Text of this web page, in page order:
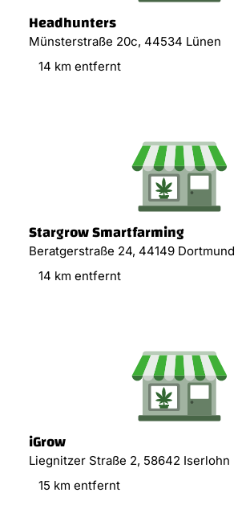
Headhunters
Münsterstraße 20c, 44534 Lünen
14 km entfernt
Stargrow Smartfarming
Beratgerstraße 24, 44149 Dortmund
14 km entfernt
iGrow
Liegnitzer Straße 2, 58642 Iserlohn
15 km entfernt